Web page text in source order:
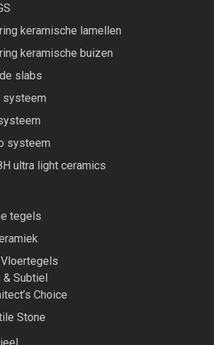
keramische lamellen
keramische buizen
slabs
systeem
systeem
ultra light ceramics
tegels
& Subtiel
Choice
Stone